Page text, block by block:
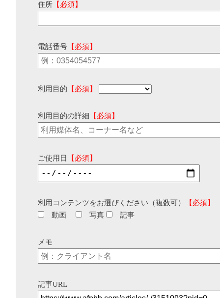
住所 【必須】
電話番号 【必須】
利用目的 【必須】
利用目的の詳細 【必須】
ご使用日 【必須】
利用コンテンツをお選びください（複数可）
【必須】
動画
写真 記事
メモ
記事URL